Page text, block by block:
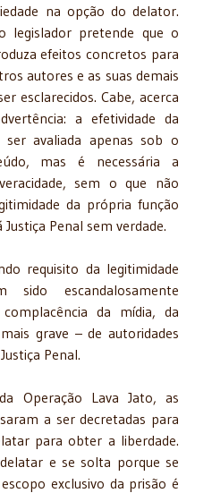
na opção do delator.
legislador pretende que o
efeitos concretos para
autores e as suas demais
esclarecidos. Cabe, acerca
a efetividade da
avaliada apenas sob o
mas é necessária a
sem o que não
da própria função
Penal sem verdade.
requisito da legitimidade
sido escandalosamente
da mídia, da
grave – de autoridades
Penal.
Operação Lava Jato, as
a ser decretadas para
para obter a liberdade.
e se solta porque se
exclusivo da prisão é